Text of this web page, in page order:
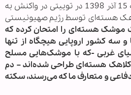
وی همچنین امروز جمعه 15 آذر 1398 در توییتی در واکنش به
هسته‌ای توسط رژیم صهیونیستی
موشک هسته‌ای را امتحان کرده که
سه کشور اروپایی هیچگاه از تنها
غربی -که با موشک‌هایی مسلح
هسته‌ای طراحی شده‌اند – دم
و متعارف ما که می‌رسند، سکته